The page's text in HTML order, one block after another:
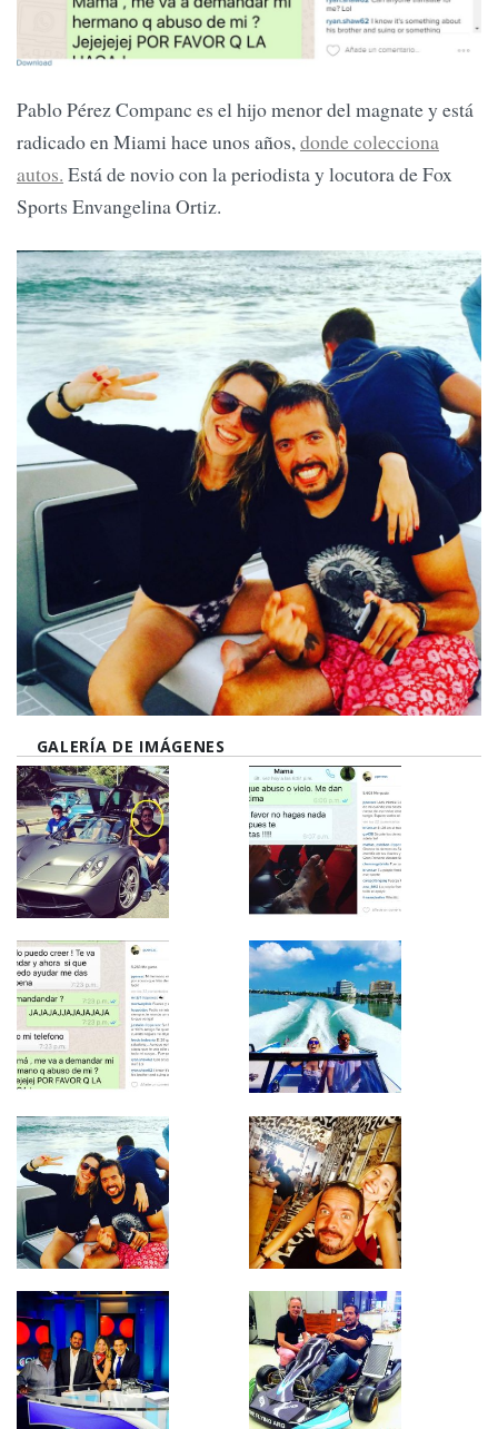
Pablo Pérez Companc es el hijo menor del magnate y está
radicado en Miami hace unos años,donde colecciona
autos. Está de novio con la periodista y locutora de Fox
Sports Envangelina Ortiz.
GALERÍA DE IMÁGENES